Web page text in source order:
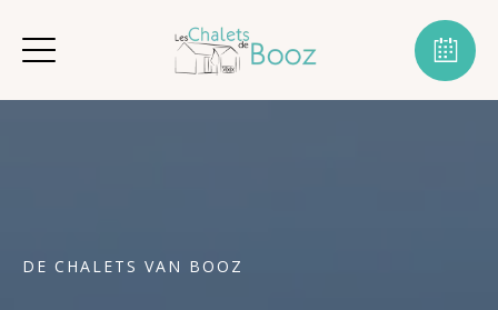
DE CHALETS VAN BOOZ